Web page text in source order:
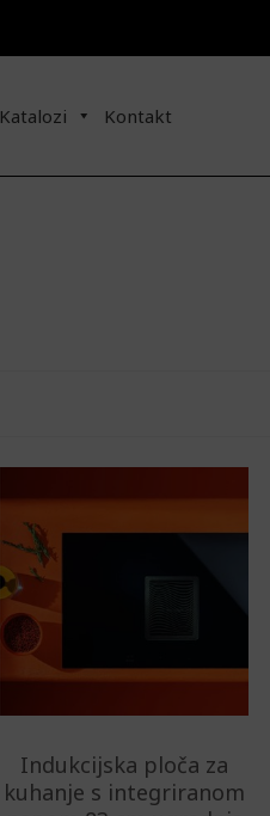
Katalozi Kontakt
Indukcijska ploča za
kuhanje s integriranom